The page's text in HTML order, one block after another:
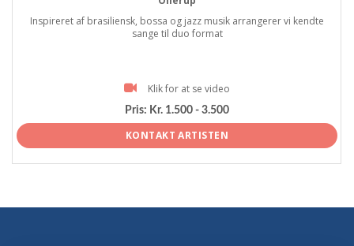
Inspireret af brasiliensk, bossa og jazz musik arrangerer vi kendte
sange til duo format
Klik for at se video
Pris: Kr. 1.500 - 3.500
KONTAKT ARTISTEN